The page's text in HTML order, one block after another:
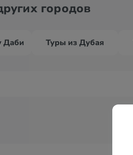
городов
Даби Туры из Дубая